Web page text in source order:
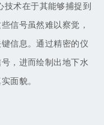
技术在于其能够捕捉到
信号虽然难以察觉，
信息。通过精密的仪
，进而绘制出地下水
面貌。